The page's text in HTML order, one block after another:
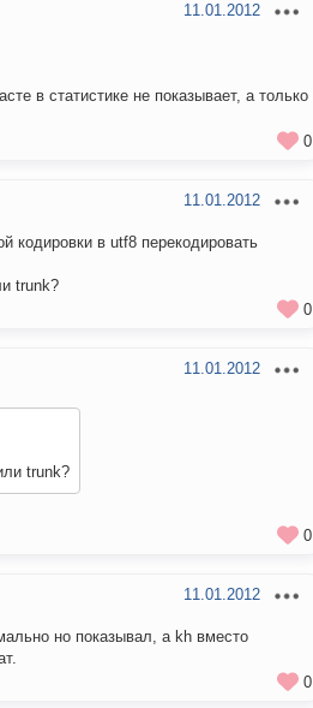
11.01.2012
в статистике не показывает, а только
0
11.01.2012
кодировки в utf8 перекодировать
trunk?
0
11.01.2012
trunk?
0
11.01.2012
но показывал, а kh вместо
0